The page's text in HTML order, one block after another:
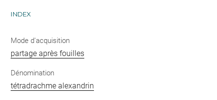
INDEX
Mode d'acquisition
partage après fouilles
Dénomination
tétradrachme alexandrin